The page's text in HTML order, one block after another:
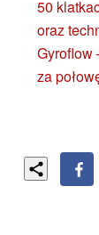
50
oraz
Gyroflow
za